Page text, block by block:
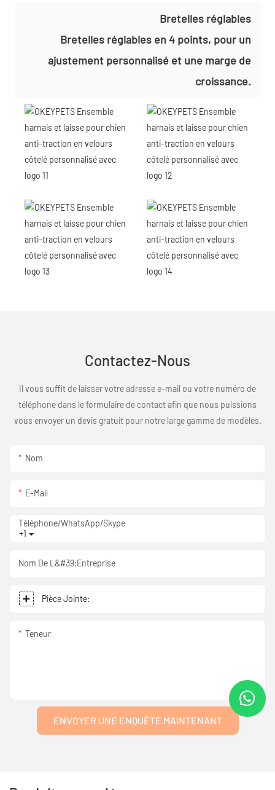
Bretelles réglables
Bretelles réglables en 4 points, pour un
ajustement personnalisé et une marge de
croissance.
Contactez-Nous
Il vous suffit de laisser votre adresse e-mail ou votre numéro de
téléphone dans le formulaire de contact afin que nous puissions
vous envoyer un devis gratuit pour notre large gamme de modèles.
Nom
E-Mail
+1
Téléphone/WhatsApp/Skype
Nom De L&#39;entreprise
Pièce Jointe:
Teneur
ENVOYER UNE ENQUÊTE MAINTENANT